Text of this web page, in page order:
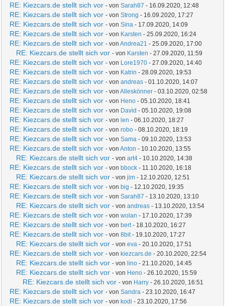
RE: Kiezcars.de stellt sich vor - vonSarah87 - 16.09.2020, 12:48
RE: Kiezcars.de stellt sich vor - vonStrong - 16.09.2020, 17:27
RE: Kiezcars.de stellt sich vor - vonSina - 17.09.2020, 14:09
RE: Kiezcars.de stellt sich vor - von Karsten - 25.09.2020, 16:24
RE: Kiezcars.de stellt sich vor - vonAndrea21 - 25.09.2020, 17:00
RE: Kiezcars.de stellt sich vor - von Karsten - 27.09.2020, 11:59
RE: Kiezcars.de stellt sich vor - von Lore1970 - 27.09.2020, 14:40
RE: Kiezcars.de stellt sich vor - von Katrin - 28.09.2020, 19:53
RE: Kiezcars.de stellt sich vor - vonandreas - 01.10.2020, 14:07
RE: Kiezcars.de stellt sich vor - vonAlleskönner - 03.10.2020, 02:58
RE: Kiezcars.de stellt sich vor - von Heno - 05.10.2020, 18:41
RE: Kiezcars.de stellt sich vor - von David - 05.10.2020, 19:08
RE: Kiezcars.de stellt sich vor - von len - 06.10.2020, 18:27
RE: Kiezcars.de stellt sich vor - vonrobo - 08.10.2020, 18:19
RE: Kiezcars.de stellt sich vor - vonSama - 09.10.2020, 13:53
RE: Kiezcars.de stellt sich vor - vonAnton - 10.10.2020, 13:55
RE: Kiezcars.de stellt sich vor - vonart4 - 10.10.2020, 14:38
RE: Kiezcars.de stellt sich vor - von bbock - 11.10.2020, 16:18
RE: Kiezcars.de stellt sich vor - vonjim - 12.10.2020, 12:51
RE: Kiezcars.de stellt sich vor - von big - 12.10.2020, 19:35
RE: Kiezcars.de stellt sich vor - vonSarah87 - 13.10.2020, 13:10
RE: Kiezcars.de stellt sich vor - vonandreas - 13.10.2020, 13:54
RE: Kiezcars.de stellt sich vor - vonwolan - 17.10.2020, 17:39
RE: Kiezcars.de stellt sich vor - von bert- 18.10.2020, 16:27
RE: Kiezcars.de stellt sich vor - von8bit- 19.10.2020, 17:27
RE: Kiezcars.de stellt sich vor - voneva - 20.10.2020, 17:51
RE: Kiezcars.de stellt sich vor - von kiezcars.de - 20.10.2020, 22:54
RE: Kiezcars.de stellt sich vor - von lino - 21.10.2020, 14:45
RE: Kiezcars.de stellt sich vor - von Heno - 26.10.2020, 15:59
RE: Kiezcars.de stellt sich vor - von Harry - 26.10.2020, 16:51
RE: Kiezcars.de stellt sich vor - vonSandra - 23.10.2020, 16:47
RE: Kiezcars.de stellt sich vor - von kodi - 23.10.2020, 17:56